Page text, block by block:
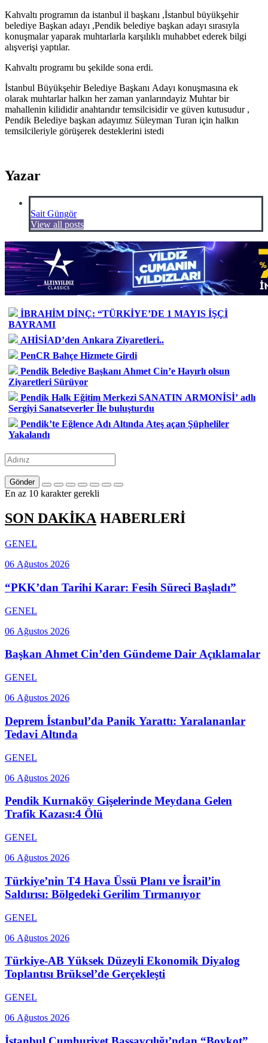
Kahvaltı programın da istanbul il başkanı ,İstanbul büyükşehir
belediye Başkan adayı ,Pendik belediye başkan adayı sırasıyla
konuşmalar yaparak muhtarlarla karşılıklı muhabbet ederek bilgi
alışverişi yaptılar.
Kahvaltı programı bu şekilde sona erdi.
İstanbul Büyükşehir Belediye Başkanı Adayı konuşmasına ek
olarak muhtarlar halkın her zaman yanlarındayiz Muhtar bir
mahallenin kilididir anahtarıdır temsilcisidir ve güven kutusudur ,
Pendik Belediye başkan adayımız Süleyman Turan için halkın
temsilcileriyle görüşerek desteklerini istedi
Yazar
Sait Güngör
View all posts
İBRAHİM DİNÇ: “TÜRKİYE’DE 1 MAYIS İŞÇİ
BAYRAMI
AHİSİAD’den Ankara Ziyaretleri..
PenCR Bahçe Hizmete Girdi
Pendik Belediye Başkanı Ahmet Cin’e Hayırlı olsun
Ziyaretleri Sürüyor
Pendik Halk Eğitim Merkezi SANATIN ARMONİSİ’ adlı
Sergiyi Sanatseverler İle buluşturdu
Pendik’te Eğlence Adı Altında Ateş açan Şüpheliler
Yakalandı
Gönder
En az 10 karakter gerekli
SON DAKİKAHABERLERİ
GENEL
06 Ağustos 2026
“PKK’dan Tarihi Karar: Fesih Süreci Başladı”
GENEL
06 Ağustos 2026
Başkan Ahmet Cin’den Gündeme Dair Açıklamalar
GENEL
06 Ağustos 2026
Deprem İstanbul’da Panik Yarattı: Yaralananlar
Tedavi Altında
GENEL
06 Ağustos 2026
Pendik Kurnaköy Gişelerinde Meydana Gelen
Trafik Kazası:4 Ölü
GENEL
06 Ağustos 2026
Türkiye’nin T4 Hava Üssü Planı ve İsrail’in
Saldırısı: Bölgedeki Gerilim Tırmanıyor
GENEL
06 Ağustos 2026
Türkiye-AB Yüksek Düzeyli Ekonomik Diyalog
Toplantısı Brüksel’de Gerçekleşti
GENEL
06 Ağustos 2026